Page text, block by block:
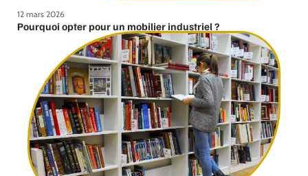
12 mars 2026
Pourquoi opter pour un mobilier industriel ?